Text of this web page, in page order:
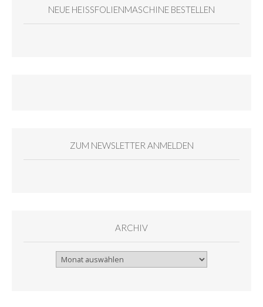
NEUE HEISSFOLIENMASCHINE BESTELLEN
ZUM NEWSLETTER ANMELDEN
ARCHIV
Archiv